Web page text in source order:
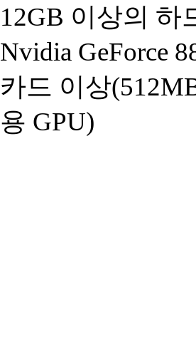
12GB 이상의 하
Nvidia GeForce
카드 이상
용 GPU)